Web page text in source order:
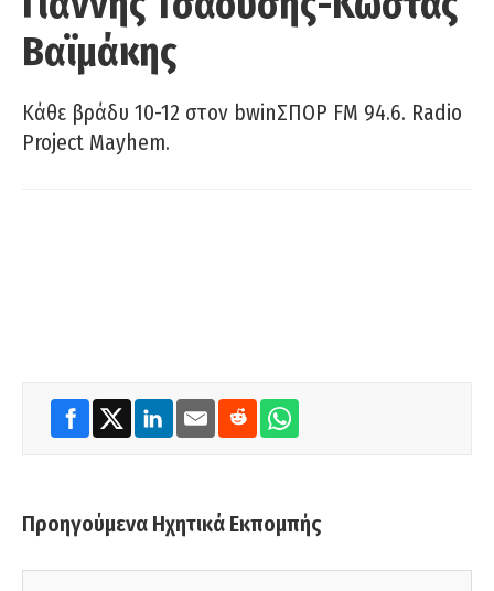
Βαϊμάκης
Κάθε βράδυ 10-12 στον bwinΣΠΟΡ FM 94.6. Radio
Project Mayhem.
Προηγούμενα Ηχητικά Εκπομπής